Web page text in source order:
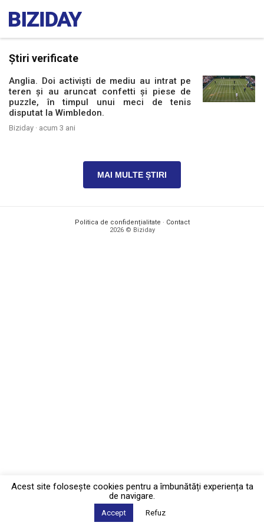
Știri verificate
Anglia. Doi activiști de mediu au intrat pe
teren și au aruncat confetti și piese de
puzzle, în timpul unui meci de tenis
disputat la Wimbledon.
Biziday · acum 3 ani
MAI MULTE ȘTIRI
Politica de confidențialitate · Contact
2026 © Biziday
Acest site foloseşte cookies pentru a îmbunătăți experiența ta
de navigare.
Accept Refuz